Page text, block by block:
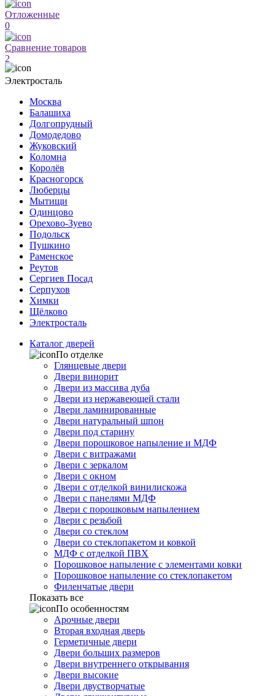
Отложенные
0
Сравнение товаров
2
Электросталь
Москва
Балашиха
Долгопрудный
Домодедово
Жуковский
Коломна
Королёв
Красногорск
Люберцы
Мытищи
Одинцово
Орехово-Зуево
Подольск
Пушкино
Раменское
Реутов
Сергиев Посад
Серпухов
Химки
Щёлково
Электросталь
Каталог дверей
По отделке
Глянцевые двери
Двери винорит
Двери из массива дуба
Двери из нержавеющей стали
Двери ламинированные
Двери натуральный шпон
Двери под старину
Двери порошковое напыление и МДФ
Двери с витражами
Двери с зеркалом
Двери с окном
Двери с отделкой винилискожа
Двери с панелями МДФ
Двери с порошковым напылением
Двери с резьбой
Двери со стеклом
Двери со стеклопакетом и ковкой
МДФ с отделкой ПВХ
Порошковое напыление с элементами ковки
Порошковое напыление со стеклопакетом
Филенчатые двери
Показать все
По особенностям
Арочные двери
Вторая входная дверь
Герметичные двери
Двери больших размеров
Двери внутреннего открывания
Двери высокие
Двери двустворчатые